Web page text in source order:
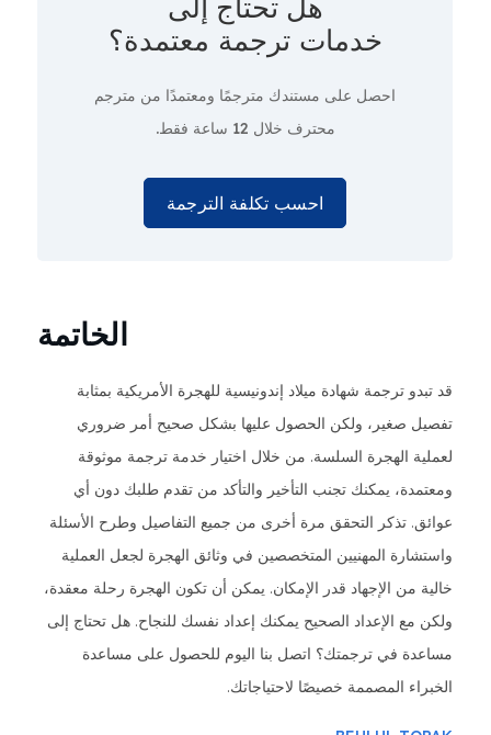
خدمات ترجمة معتمدة؟
احصل على مستندك مترجمًا ومعتمدًا من مترجم
محترف خلال 12 ساعة فقط.
احسب تكلفة الترجمة
الخاتمة
قد تبدو ترجمة شهادة ميلاد إندونيسية للهجرة الأمريكية بمثابة
تفصيل صغير، ولكن الحصول عليها بشكل صحيح أمر ضروري
لعملية الهجرة السلسة. من خلال اختيار خدمة ترجمة موثوقة
ومعتمدة، يمكنك تجنب التأخير والتأكد من تقدم طلبك دون أي
عوائق. تذكر التحقق مرة أخرى من جميع التفاصيل وطرح الأسئلة
واستشارة المهنيين المتخصصين في وثائق الهجرة لجعل العملية
خالية من الإجهاد قدر الإمكان. يمكن أن تكون الهجرة رحلة معقدة،
ولكن مع الإعداد الصحيح يمكنك إعداد نفسك للنجاح. هل تحتاج إلى
مساعدة في ترجمتك؟ اتصل بنا اليوم للحصول على مساعدة
الخبراء المصممة خصيصًا لاحتياجاتك.